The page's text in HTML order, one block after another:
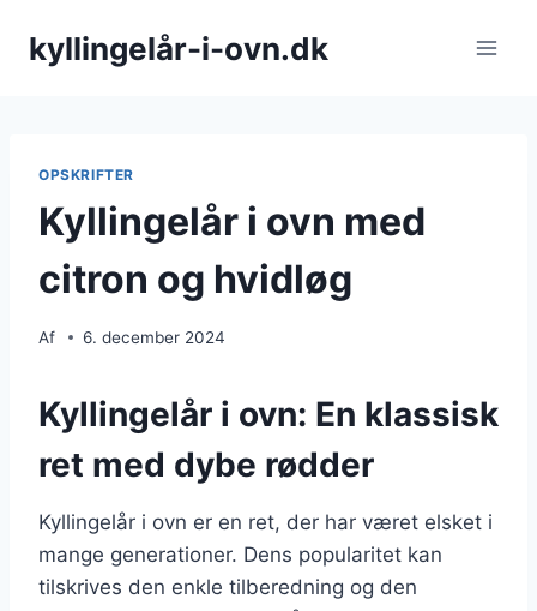
kyllingelår-i-ovn.dk
OPSKRIFTER
Kyllingelår i ovn med
citron og hvidløg
Af 6. december 2024
Kyllingelår i ovn: En klassisk
ret med dybe rødder
Kyllingelår i ovn er en ret, der har været elsket i
mange generationer. Dens popularitet kan
tilskrives den enkle tilberedning og den